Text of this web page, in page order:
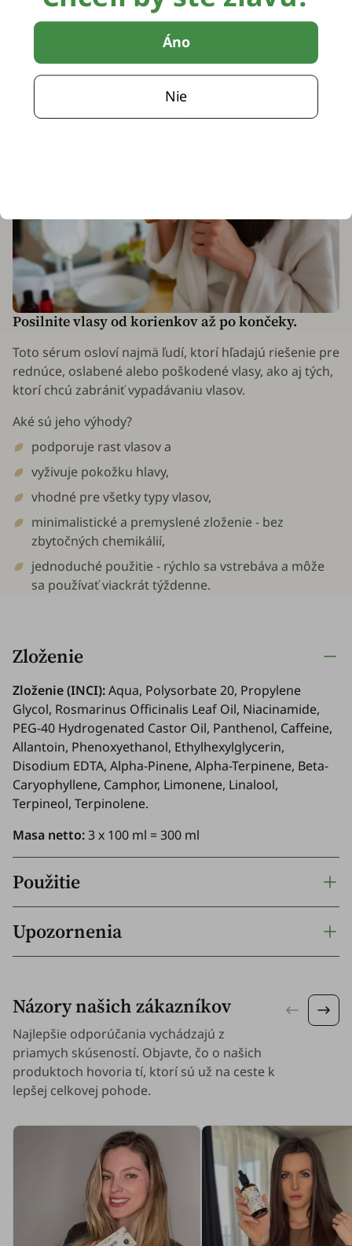
vlasovú pokožku a podporuje jej ochrannú bariéru.
Alantoín - upokojuje a vyživuje vlasovú pokožku.
Propylénglykol - zlepšuje absorpciu účinných látok
a prispieva k hydratácii vlasovej pokožky.
Posilnite vlasy od korienkov až po končeky.
Toto sérum osloví najmä ľudí, ktorí hľadajú riešenie pre
rednúce, oslabené alebo poškodené vlasy, ako aj tých,
ktorí chcú zabrániť vypadávaniu vlasov.
Aké sú jeho výhody?
podporuje rast vlasov a
vyživuje pokožku hlavy,
vhodné pre všetky typy vlasov,
minimalistické a premyslené zloženie - bez
zbytočných chemikálií,
jednoduché použitie - rýchlo sa vstrebáva a môže
sa používať viackrát týždenne.
Zloženie
Zloženie (INCI):Aqua, Polysorbate 20, Propylene
Glycol, Rosmarinus Officinalis Leaf Oil, Niacinamide,
PEG-40 Hydrogenated Castor Oil, Panthenol, Caffeine,
Allantoin, Phenoxyethanol, Ethylhexylglycerin,
Disodium EDTA, Alpha-Pinene, Alpha-Terpinene, Beta-
Caryophyllene, Camphor, Limonene, Linalool,
Terpineol, Terpinolene.
Masa netto:3 x 100 ml = 300 ml
Použitie
Upozornenia
Názory našich zákazníkov
Najlepšie odporúčania vychádzajú z
priamych skúseností. Objavte, čo o našich
produktoch hovoria tí, ktorí sú už na ceste k
lepšej celkovej pohode.
Áno
Nie